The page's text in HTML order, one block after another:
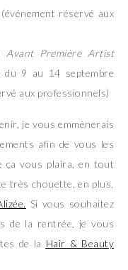
réservé aux
Avant Première Artist
du 9 au 14 septembre
aux professionnels)
je vous emmènerais
afin de vous les
ça vous plaira, en tout
très chouette, en plus,
Si vous souhaitez
de la rentrée, je vous
de la Hair & Beauty